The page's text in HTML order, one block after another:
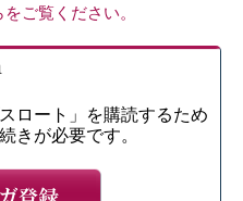
ご覧ください。
ロート」を購読するため
きが必要です。